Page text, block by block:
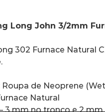
Long John 3/2mm
de Neoprene
Natural
3 mm no tronco e 2